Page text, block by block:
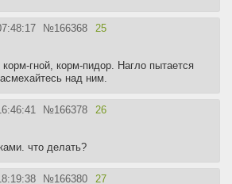
№166368 25
гной, корм-пидор. Нагло пытается
над ним.
№166378 26
что делать?
№166380 27